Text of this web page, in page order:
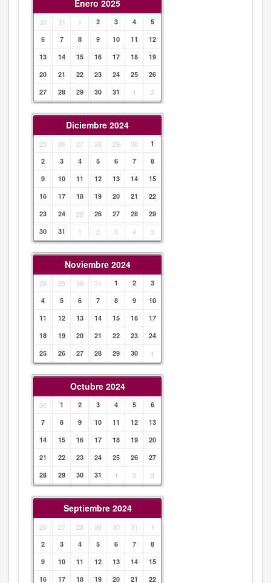
Enero 2025
30 31 1 2 3 4
5
6
7 8 9 10 11
12
13
14 15 16 17 18
19
20
21 22 23 24 25
26
27
28 29 30 31 1 2
Diciembre 2024
25 26 27 28 29 30
1
2
3 4 5 6 7
8
9
10 11 12 13 14
15
16
17 18 19 20 21
22
23
24 25 26 27 28
29
30
31 1 2 3 4 5
Noviembre 2024
28 29 30 31 1 2
3
4
5 6 7 8 9
10
11
12 13 14 15 16
17
18
19 20 21 22 23
24
25
26 27 28 29 30 1
Octubre 2024
30 1 2 3 4 5
6
7
8 9 10 11 12
13
14
15 16 17 18 19
20
21
22 23 24 25 26
27
28
29 30 31 1 2 3
Septiembre 2024
26 27 28 29 30 31 1
2 3 4 5 6 7
8
9
10 11 12 13 14
15
16
17 18 19 20 21
22